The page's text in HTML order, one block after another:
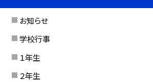
お知らせ
学校行事
１年生
２年生